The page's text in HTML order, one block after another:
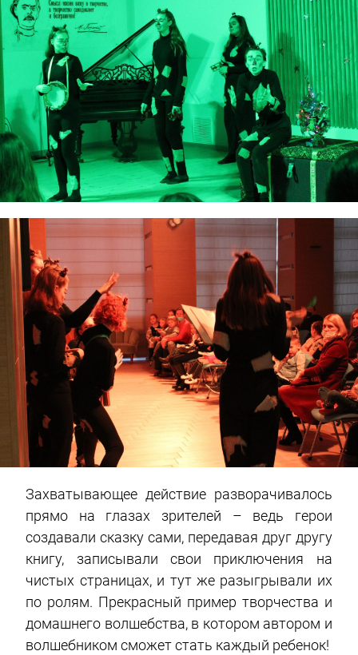
Захватывающее действие разворачивалось
прямо на глазах зрителей – ведь герои
создавали сказку сами, передавая друг другу
книгу, записывали свои приключения на
чистых страницах, и тут же разыгрывали их
по ролям. Прекрасный пример творчества и
домашнего волшебства, в котором автором и
волшебником сможет стать каждый ребенок!